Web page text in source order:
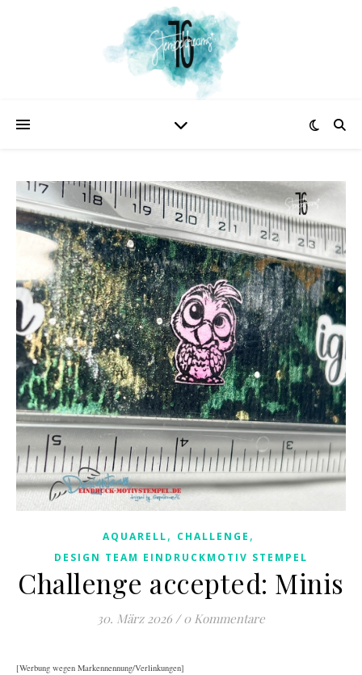
AQUARELL, CHALLENGE ,
DESIGN TEAM EINDRUCKMOTIV STEMPEL
Challenge accepted: Minis
30. März 2026 / 0 Kommentare
[Werbung wegen Markennennung/Verlinkungen]